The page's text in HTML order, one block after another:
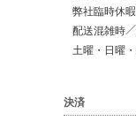
弊社臨時休
配送混雑時
土曜・日曜
決済